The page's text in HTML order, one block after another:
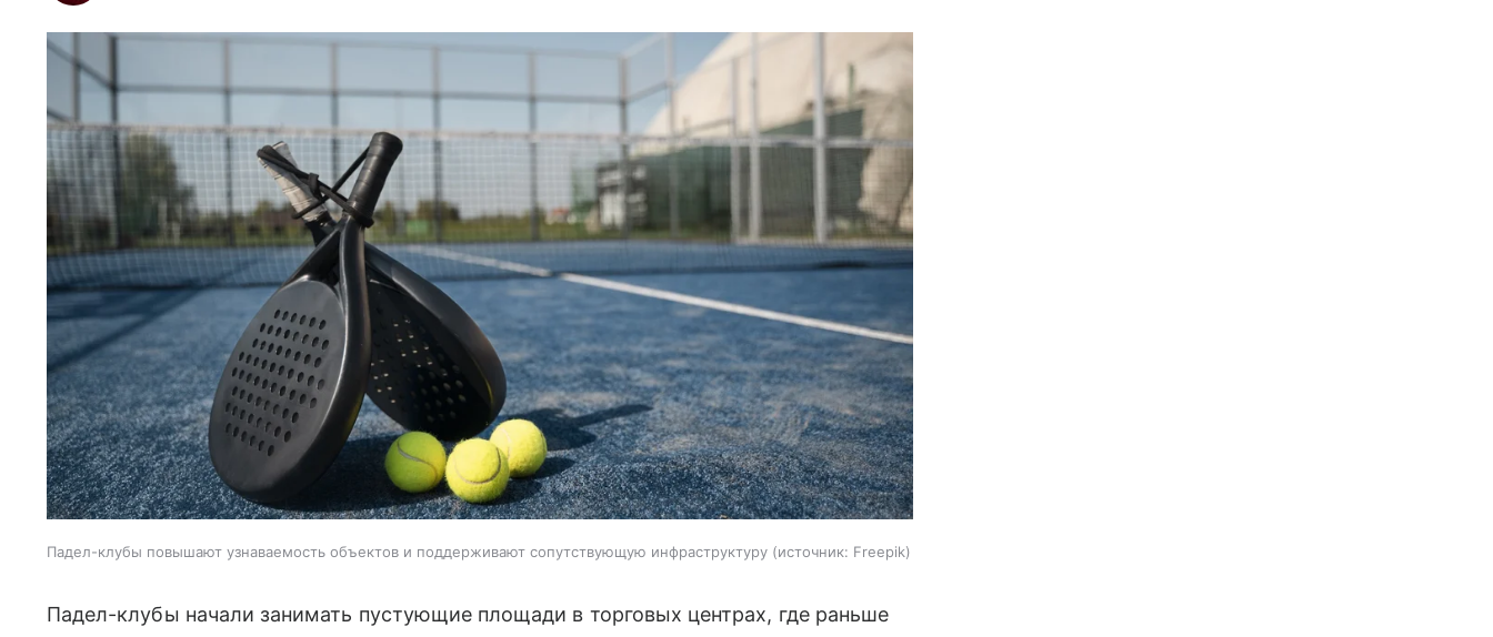
Падел-клубы повышают узнаваемость объектов и поддерживают сопутствующую инфраструктуру источник: Freepik
Падел-клубы начали занимать пустующие площади в торговых центрах, где раньше